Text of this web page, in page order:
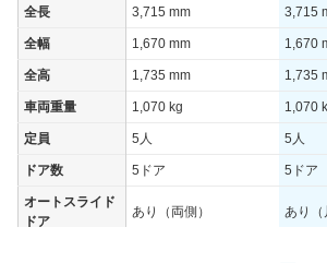
全長 3,715 mm 3,715
全幅 1,670 mm 1,670
全高 1,735 mm 1,735
車両重量 1,070 kg 1,070
定員 5人 5人
ドア数 5ドア 5ドア
オートスライド
ドア
あり（両側） あり（